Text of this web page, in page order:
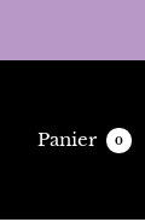
Panier 0